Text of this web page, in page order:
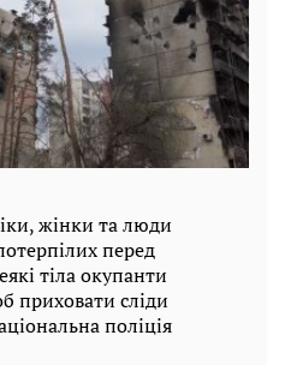
жінки та люди
перед
тіла окупанти
приховати сліди
поліція